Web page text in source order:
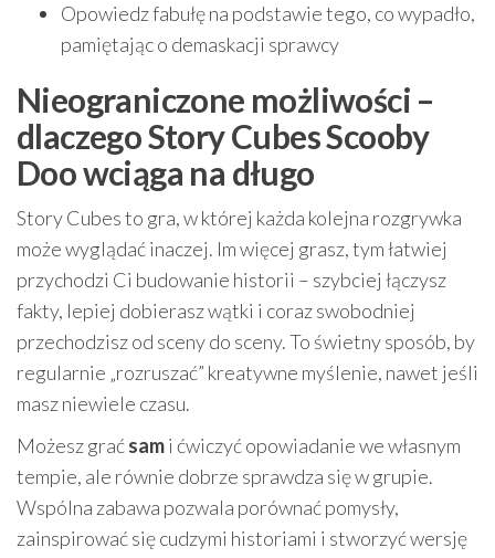
Opowiedz fabułę na podstawie tego, co wypadło,
pamiętając o demaskacji sprawcy
Nieograniczone możliwości –
dlaczego Story Cubes Scooby
Doo wciąga na długo
Story Cubes to gra, w której każda kolejna rozgrywka
może wyglądać inaczej. Im więcej grasz, tym łatwiej
przychodzi Ci budowanie historii – szybciej łączysz
fakty, lepiej dobierasz wątki i coraz swobodniej
przechodzisz od sceny do sceny. To świetny sposób, by
regularnie „rozruszać” kreatywne myślenie, nawet jeśli
masz niewiele czasu.
Możesz graćsami ćwiczyć opowiadanie we własnym
tempie, ale równie dobrze sprawdza się w grupie.
Wspólna zabawa pozwala porównać pomysły,
zainspirować się cudzymi historiami i stworzyć wersję